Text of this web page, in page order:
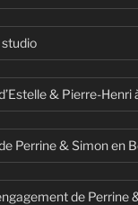
studio
& Pierre-Henri
Perrine & Simon en
de Perrine